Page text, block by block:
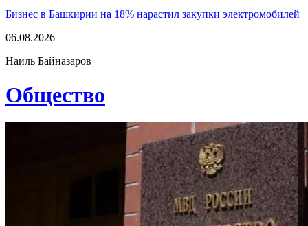
Бизнес в Башкирии на 18% нарастил закупки электромобилей
06.08.2026
Наиль Байназаров
Общество